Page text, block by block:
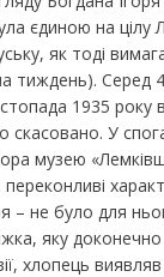
єдиною на
як тоді
тиждень). Серед
1935 року
скасовано. У
музею
переконливі
– не було для
яку
хлопець виявляв